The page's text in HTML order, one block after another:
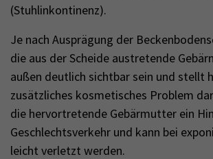
(Stuhlinkontinenz).
Je nach Ausprägung der
die aus der Scheide austretende
außen deutlich sichtbar sein und stellt
zusätzliches kosmetisches Problem
die hervortretende Gebärmutter ein
Geschlechtsverkehr und kann bei
leicht verletzt werden.